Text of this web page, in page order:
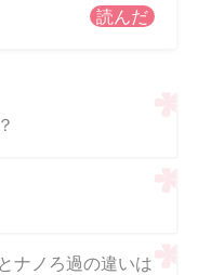
読んだ
ナノろ過の違いは